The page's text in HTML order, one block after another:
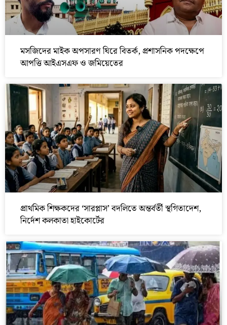
মসজিদের মাইক অপসারণ ঘিরে বিতর্ক, প্রশাসনিক পদক্ষেপে
আপত্তি আইএসএফ ও জমিয়েতের
প্রাথমিক শিক্ষকদের ‘সারপ্লাস’ বদলিতে অন্তর্বর্তী স্থগিতাদেশ,
নির্দেশ কলকাতা হাইকোর্টের